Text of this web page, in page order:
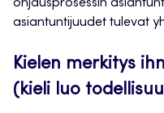
ohjausprosessin
asiantuntijuudet tulevat
Kielen merkitys
(kieli luo